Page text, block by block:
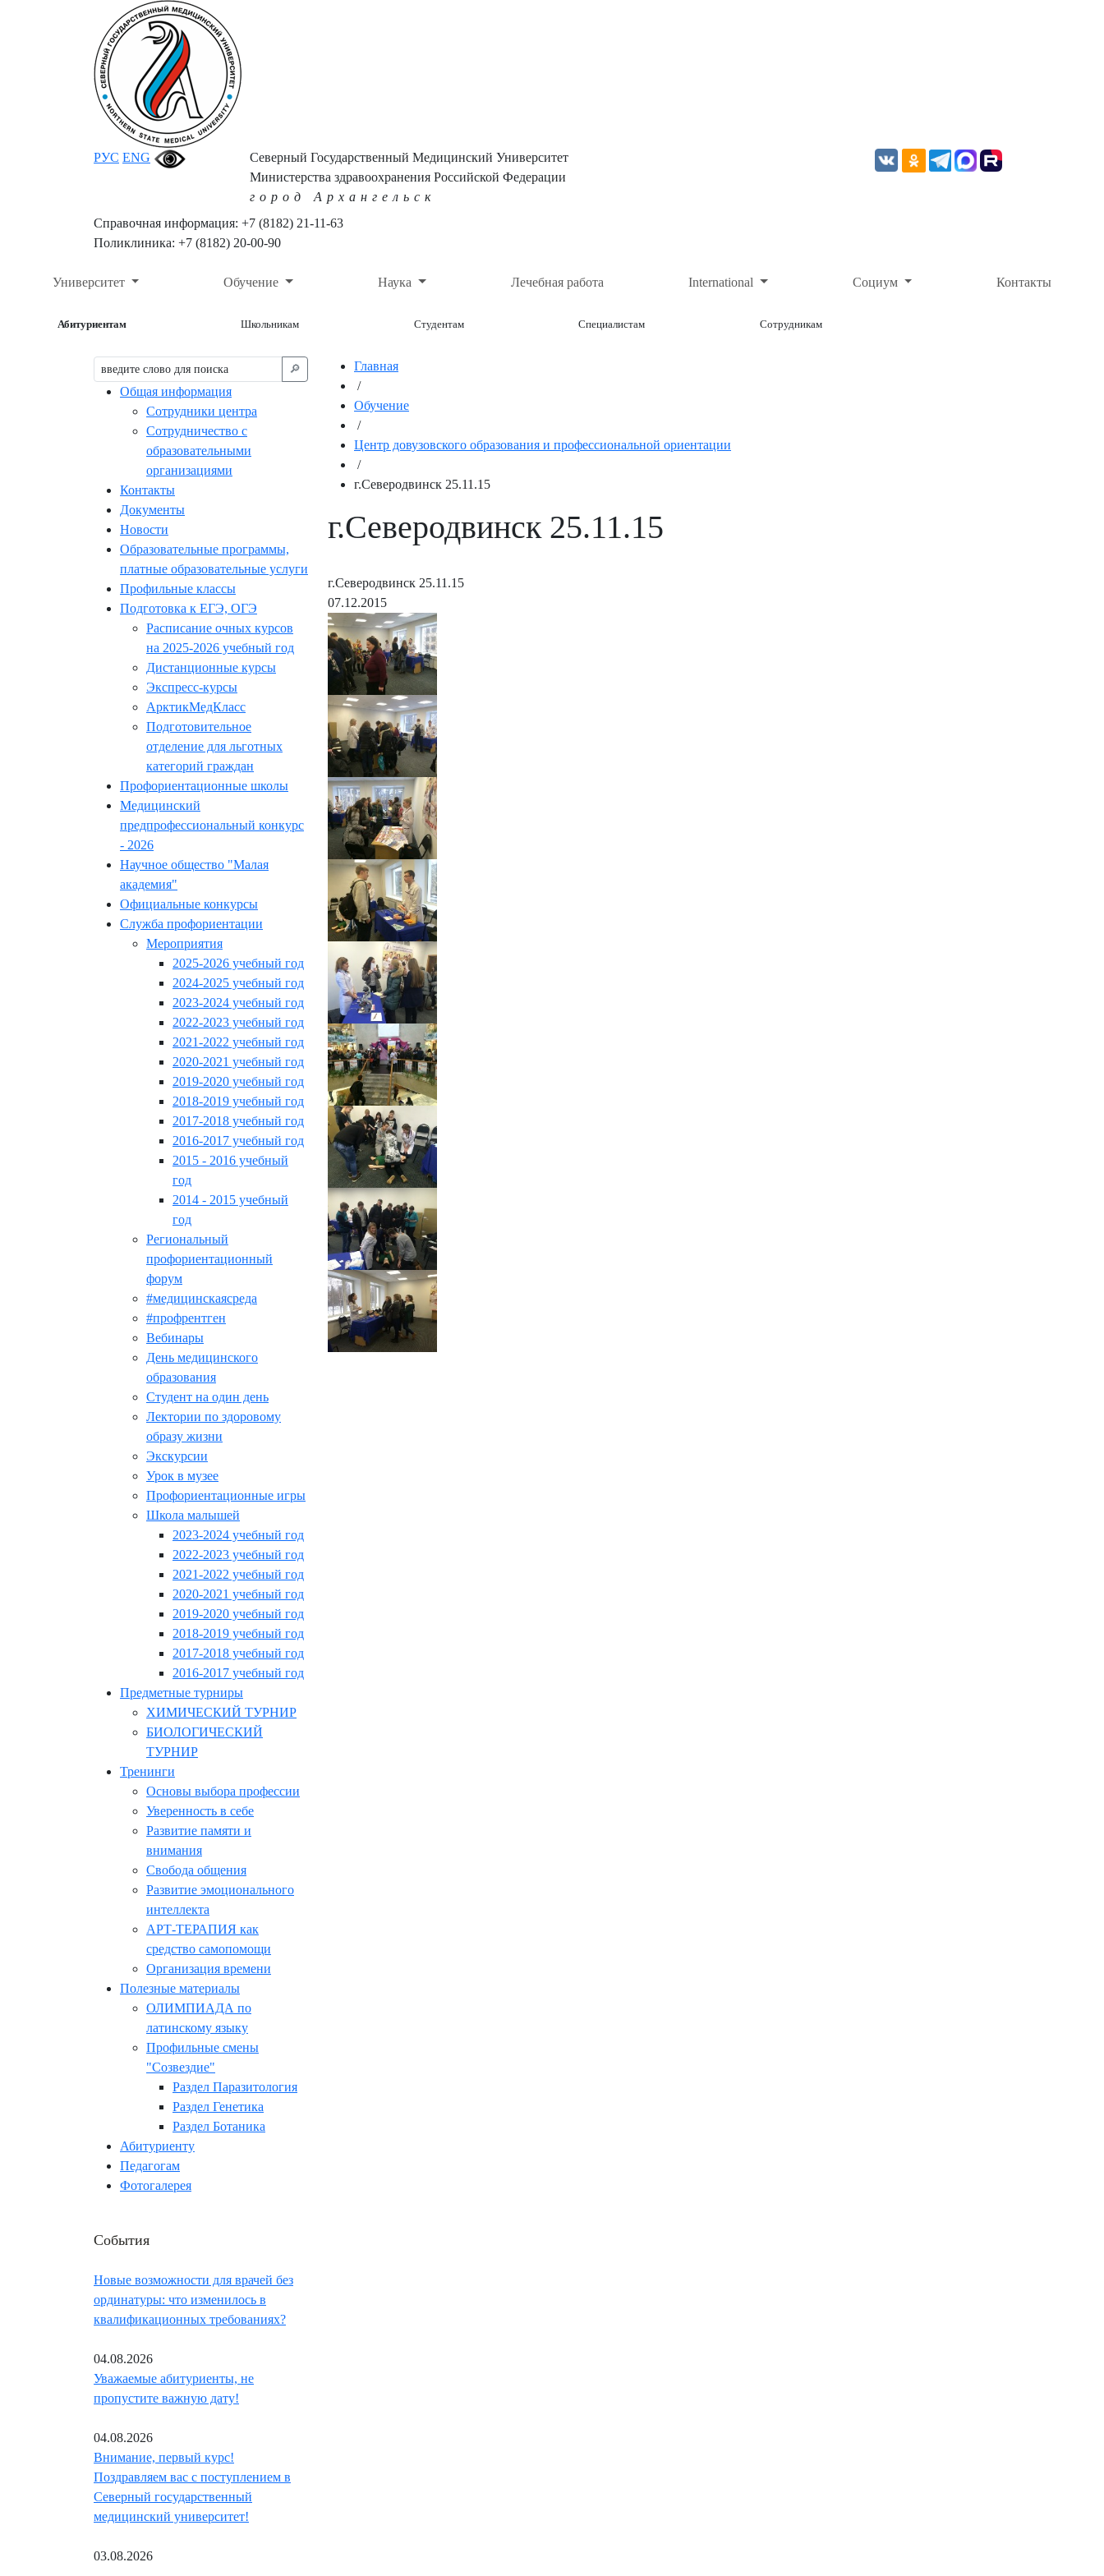
РУС ENG
Северный Государственный Медицинский Университет
Министерства здравоохранения Российской Федерации
город Архангельск
Справочная информация: +7 (8182) 21-11-63
Поликлиника: +7 (8182) 20-00-90
Университет Обучение Наука Лечебная работа International Социум Контакты
Абитуриентам Школьникам Студентам Специалистам Сотрудникам
🔎︎
Общая информация
Сотрудники центра
Сотрудничество с
образовательными
организациями
Контакты
Документы
Новости
Образовательные программы,
платные образовательные услуги
Профильные классы
Подготовка к ЕГЭ, ОГЭ
Расписание очных курсов
на 2025-2026 учебный год
Дистанционные курсы
Экспресс-курсы
АрктикМедКласс
Подготовительное
отделение для льготных
категорий граждан
Профориентационные школы
Медицинский
предпрофессиональный конкурс
- 2026
Научное общество "Малая
академия"
Официальные конкурсы
Служба профориентации
Мероприятия
2025-2026 учебный год
2024-2025 учебный год
2023-2024 учебный год
2022-2023 учебный год
2021-2022 учебный год
2020-2021 учебный год
2019-2020 учебный год
2018-2019 учебный год
2017-2018 учебный год
2016-2017 учебный год
2015 - 2016 учебный
год
2014 - 2015 учебный
год
Региональный
профориентационный
форум
#медицинскаясреда
#профрентген
Вебинары
День медицинского
образования
Студент на один день
Лектории по здоровому
образу жизни
Экскурсии
Урок в музее
Профориентационные игры
Школа малышей
2023-2024 учебный год
2022-2023 учебный год
2021-2022 учебный год
2020-2021 учебный год
2019-2020 учебный год
2018-2019 учебный год
2017-2018 учебный год
2016-2017 учебный год
Предметные турниры
ХИМИЧЕСКИЙ ТУРНИР
БИОЛОГИЧЕСКИЙ
ТУРНИР
Тренинги
Основы выбора профессии
Уверенность в себе
Развитие памяти и
внимания
Свобода общения
Развитие эмоционального
интеллекта
АРТ-ТЕРАПИЯ как
средство самопомощи
Организация времени
Полезные материалы
ОЛИМПИАДА по
латинскому языку
Профильные смены
"Созвездие"
Раздел Паразитология
Раздел Генетика
Раздел Ботаника
Абитуриенту
Педагогам
Фотогалерея
События
Новые возможности для врачей без
ординатуры: что изменилось в
квалификационных требованиях?
04.08.2026
Уважаемые абитуриенты, не
пропустите важную дату!
04.08.2026
Внимание, первый курс!
Поздравляем вас с поступлением в
Северный государственный
медицинский университет!
03.08.2026
Главная
/
Обучение
/
Центр довузовского образования и профессиональной ориентации
/
г.Северодвинск 25.11.15
г.Северодвинск 25.11.15
г.Северодвинск 25.11.15
07.12.2015